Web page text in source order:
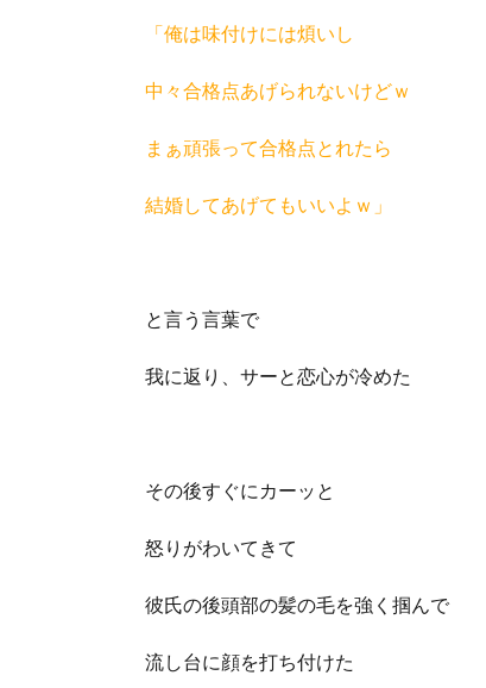
「俺は味付けには煩いし
中々合格点あげられないけどｗ
まぁ頑張って合格点とれたら
結婚してあげてもいいよｗ」
と言う言葉で
我に返り、サーと恋心が冷めた
その後すぐにカーッと
怒りがわいてきて
彼氏の後頭部の髪の毛を強く掴んで
流し台に顔を打ち付けた